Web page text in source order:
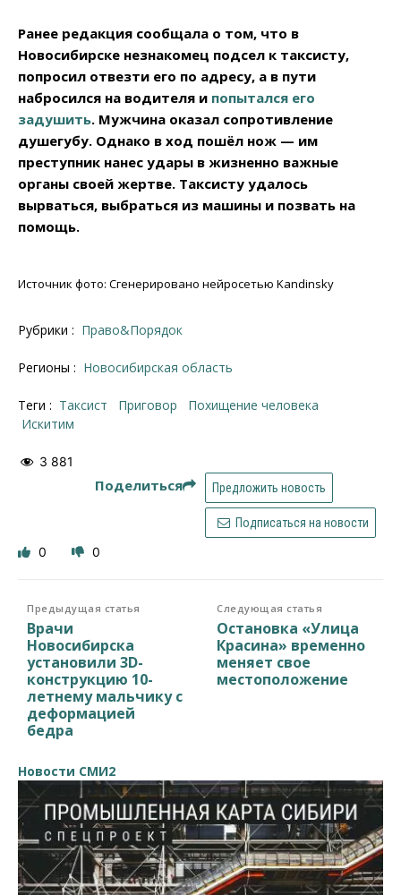
Ранее редакция сообщала о том, что в
Новосибирске незнакомец подсел к таксисту,
попросил отвезти его по адресу, а в пути
набросился на водителя и попытался его
задушить. Мужчина оказал сопротивление
душегубу. Однако в ход пошёл нож — им
преступник нанес удары в жизненно важные
органы своей жертве. Таксисту удалось
вырваться, выбраться из машины и позвать на
помощь.
Источник фото: Сгенерировано нейросетью Kandinsky
Рубрики : Право&Порядок
Регионы : Новосибирская область
Теги : Таксист приговор
похищение человека
Искитим
3 881
Поделиться Предложить новость
Подписаться на новости
0 0
Предыдущая статья
Врачи
Новосибирска
установили 3D-
конструкцию 10-
летнему мальчику с
деформацией
бедра
Следующая статья
Остановка «Улица
Красина» временно
меняет свое
местоположение
Новости СМИ2